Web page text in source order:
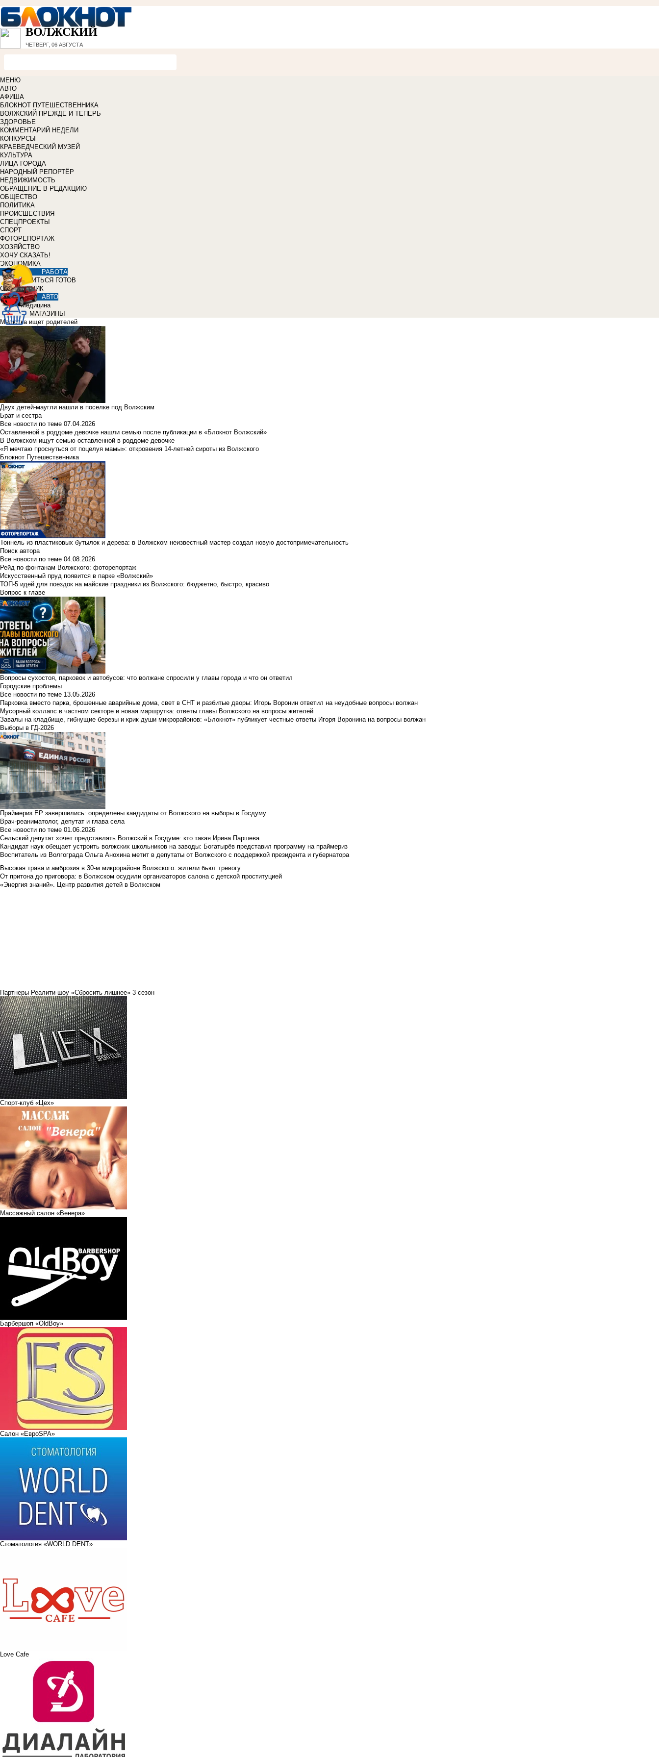
ВОЛЖСКИЙ
ЧЕТВЕРГ, 06 АВГУСТА
МЕНЮ
АВТО
АФИША
БЛОКНОТ ПУТЕШЕСТВЕННИКА
ВОЛЖСКИЙ ПРЕЖДЕ И ТЕПЕРЬ
ЗДОРОВЬЕ
КОММЕНТАРИЙ НЕДЕЛИ
КОНКУРСЫ
КРАЕВЕДЧЕСКИЙ МУЗЕЙ
КУЛЬТУРА
ЛИЦА ГОРОДА
НАРОДНЫЙ РЕПОРТЁР
НЕДВИЖИМОСТЬ
ОБРАЩЕНИЕ В РЕДАКЦИЮ
ОБЩЕСТВО
ПОЛИТИКА
ПРОИСШЕСТВИЯ
СПЕЦПРОЕКТЫ
СПОРТ
ФОТОРЕПОРТАЖ
ХОЗЯЙСТВО
ХОЧУ СКАЗАТЬ!
ЭКОНОМИКА
РАБОТА
УЧИТЬСЯ ГОТОВ
СПРАВОЧНИК
АВТО
Медицина
МАГАЗИНЫ
Малютка ищет родителей
Двух детей-маугли нашли в поселке под Волжским
Брат и сестра
Все новости по теме 07.04.2026
Оставленной в роддоме девочке нашли семью после публикации в «Блокнот Волжский»
В Волжском ищут семью оставленной в роддоме девочке
«Я мечтаю проснуться от поцелуя мамы»: откровения 14-летней сироты из Волжского
Блокнот Путешественника
Тоннель из пластиковых бутылок и дерева: в Волжском неизвестный мастер создал новую достопримечательность
Поиск автора
Все новости по теме 04.08.2026
Рейд по фонтанам Волжского: фоторепортаж
Искусственный пруд появится в парке «Волжский»
ТОП-5 идей для поездок на майские праздники из Волжского: бюджетно, быстро, красиво
Вопрос к главе
Вопросы сухостоя, парковок и автобусов: что волжане спросили у главы города и что он ответил
Городские проблемы
Все новости по теме 13.05.2026
Парковка вместо парка, брошенные аварийные дома, свет в СНТ и разбитые дворы: Игорь Воронин ответил на неудобные вопросы волжан
Мусорный коллапс в частном секторе и новая маршрутка: ответы главы Волжского на вопросы жителей
Завалы на кладбище, гибнущие березы и крик души микрорайонов: «Блокнот» публикует честные ответы Игоря Воронина на вопросы волжан
Выборы в ГД-2026
Праймериз ЕР завершились: определены кандидаты от Волжского на выборы в Госдуму
Врач-реаниматолог, депутат и глава села
Все новости по теме 01.06.2026
Сельский депутат хочет представлять Волжский в Госдуме: кто такая Ирина Паршева
Кандидат наук обещает устроить волжских школьников на заводы: Богатырёв представил программу на праймериз
Воспитатель из Волгограда Ольга Анохина метит в депутаты от Волжского с поддержкой президента и губернатора
Высокая трава и амброзия в 30‑м микрорайоне Волжского: жители бьют тревогу
От притона до приговора: в Волжском осудили организаторов салона с детской проституцией
«Энергия знаний». Центр развития детей в Волжском
Партнеры Реалити-шоу «Сбросить лишнее» 3 сезон
Спорт-клуб «Цех»
Массажный салон «Венера»
Барбершоп «OldBoy»
Салон «ЕвроSPA»
Стоматология «WORLD DENT»
Love Cafe